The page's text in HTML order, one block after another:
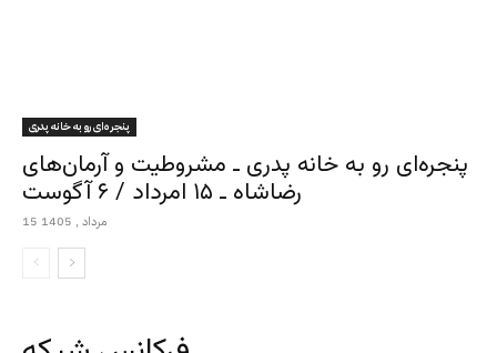
پنجره‌ای رو به خانه پدری
پنجره‌ای رو به خانه پدری ـ مشروطیت و آرمان‌های
رضاشاه ـ ۱۵ امرداد / ۶ آگوست
15 مرداد , 1405